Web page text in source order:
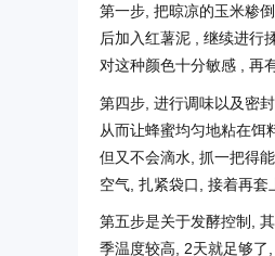
第一步, 把晾凉的玉米糁
后加入红薯泥 , 继续进行
对这种颜色十分敏感 , 再
第四步, 进行调味以及密
从而让蜂蜜均匀地粘在饵
但又不会滴水, 抓一把得
空气, 扎紧袋口, 接着再套
第五步是关于发酵控制,
季温度较高, 2天就足够了